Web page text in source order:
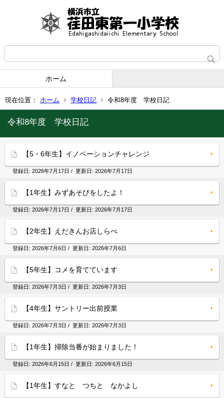
ホーム
現在位置： ホーム 学校日記 令和8年度 学校日記
令和8年度 学校日記
【5・6年生】イノベーションチャレンジ
登録日: 2026年7月17日 / 更新日: 2026年7月17日
【1年生】みずあそびをしたよ！
登録日: 2026年7月17日 / 更新日: 2026年7月17日
【2年生】えだきんお店しらべ
登録日: 2026年7月6日 / 更新日: 2026年7月6日
【5年生】コメを育てています
登録日: 2026年7月3日 / 更新日: 2026年7月3日
【4年生】サントリー出前授業
登録日: 2026年7月3日 / 更新日: 2026年7月3日
【1年生】掃除当番が始まりました！
登録日: 2026年6月15日 / 更新日: 2026年6月15日
【1年生】すなと つちと なかよし